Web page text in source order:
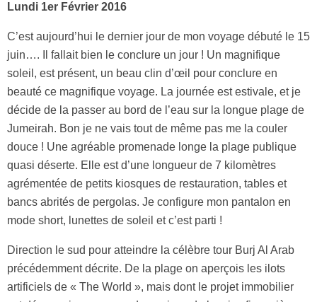
Lundi 1er Février 2016
C’est aujourd’hui le dernier jour de mon voyage débuté le 15
juin…. Il fallait bien le conclure un jour ! Un magnifique
soleil, est présent, un beau clin d’œil pour conclure en
beauté ce magnifique voyage. La journée est estivale, et je
décide de la passer au bord de l’eau sur la longue plage de
Jumeirah. Bon je ne vais tout de même pas me la couler
douce ! Une agréable promenade longe la plage publique
quasi déserte. Elle est d’une longueur de 7 kilomètres
agrémentée de petits kiosques de restauration, tables et
bancs abrités de pergolas. Je configure mon pantalon en
mode short, lunettes de soleil et c’est parti !
Direction le sud pour atteindre la célèbre tour Burj Al Arab
précédemment décrite. De la plage on aperçois les ilots
artificiels de « The World », mais dont le projet immobilier